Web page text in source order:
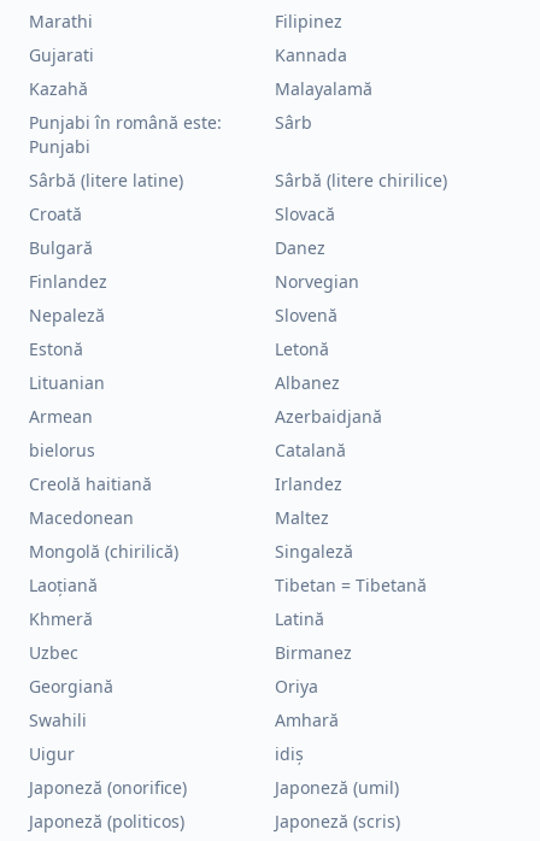
Marathi
Filipinez
Gujarati
Kannada
Kazahă
Malayalamă
Punjabi în română este:
Punjabi
Sârb
Sârbă (litere latine)
Sârbă (litere chirilice)
Croată
Slovacă
Bulgară
Danez
Finlandez
Norvegian
Nepaleză
Slovenă
Estonă
Letonă
Lituanian
Albanez
Armean
Azerbaidjană
bielorus
Catalană
Creolă haitiană
Irlandez
Macedonean
Maltez
Mongolă (chirilică)
Singaleză
Laoțiană
Tibetan = Tibetană
Khmeră
Latină
Uzbec
Birmanez
Georgiană
Oriya
Swahili
Amhară
Uigur
idiș
Japoneză (onorifice)
Japoneză (umil)
Japoneză (politicos)
Japoneză (scris)